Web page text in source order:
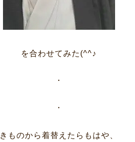
を合わせてみた(^^♪
・
・
きものから着替えたらもはや、